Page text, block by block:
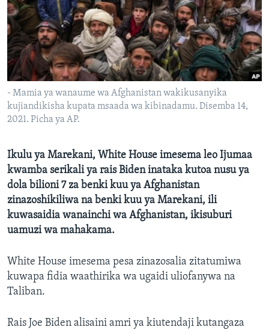
- Mamia ya wanaume wa Afghanistan wakikusanyika
kujiandikisha kupata msaada wa kibinadamu. Disemba 14,
2021. Picha ya AP.
Ikulu ya Marekani, White House imesema leo Ijumaa
kwamba serikali ya rais Biden inataka kutoa nusu ya
dola bilioni 7 za benki kuu ya Afghanistan
zinazoshikiliwa na benki kuu ya Marekani, ili
kuwasaidia wanainchi wa Afghanistan, ikisuburi
uamuzi wa mahakama.
White House imesema pesa zinazosalia zitatumiwa
kuwapa fidia waathirika wa ugaidi uliofanywa na
Taliban.
Rais Joe Biden alisaini amri ya kiutendaji kutangaza